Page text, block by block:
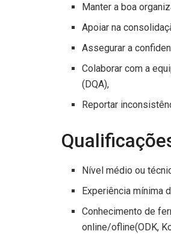
Manter a boa
Apoiar na
Assegurar a
Colaborar com a
(DQA),
Reportar
Nível médio ou
Experiência mínima
Conhecimento de
online/ofline(ODK,